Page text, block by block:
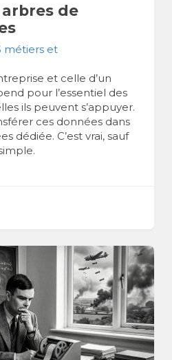
de
métiers et
et celle d’un
pour l’essentiel des
ils peuvent s’appuyer.
ces données dans
dédiée. C’est vrai, sauf